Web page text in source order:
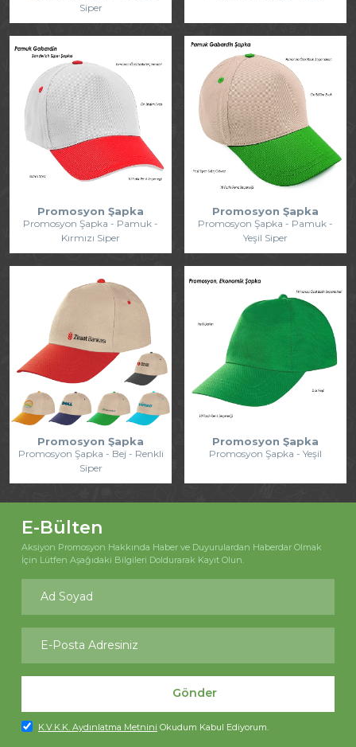
Siper
Promosyon Şapka
Promosyon Şapka - Pamuk -
Kırmızı Siper
Promosyon Şapka
Promosyon Şapka - Pamuk -
Yeşil Siper
Promosyon Şapka
Promosyon Şapka - Bej - Renkli
Siper
Promosyon Şapka
Promosyon Şapka - Yeşil
E-Bülten
Aksiyon Promosyon Hakkında Haber ve Duyurulardan Haberdar Olmak
İçin Lütfen Aşağıdaki Bilgileri Doldurarak Kayıt Olun.
Gönder
K.V.K.K. Aydınlatma Metnini Okudum Kabul Ediyorum.